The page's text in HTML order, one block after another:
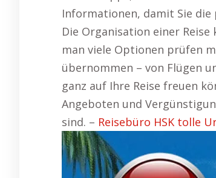
Informationen, damit Sie
Die Organisation einer
man viele Optionen prüfen
übernommen – von Flügen
ganz auf Ihre Reise freuen
Angeboten und
sind. – Reisebüro HSK tolle